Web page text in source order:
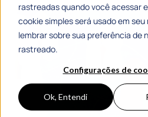
rastreadas quando você acessar
cookie simples será usado em
lembrar sobre sua preferência de
rastreado.
Configurações de
Ok, Entendi